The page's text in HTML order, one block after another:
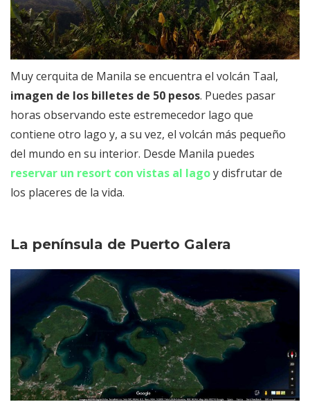
Muy cerquita de Manila se encuentra el volcán Taal,
imagen de los billetes de 50 pesos. Puedes pasar
horas observando este estremecedor lago que
contiene otro lago y, a su vez, el volcán más pequeño
del mundo en su interior. Desde Manila puedes
reservar un resort con vistas al lagoy disfrutar de
los placeres de la vida.
La península de Puerto Galera